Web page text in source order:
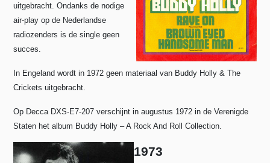
uitgebracht. Ondanks de nodige
air-play op de Nederlandse
radiozenders is de single geen
succes.
In Engeland wordt in 1972 geen materiaal van Buddy Holly & The
Crickets uitgebracht.
Op Decca DXS-E7-207 verschijnt in augustus 1972 in de Verenigde
Staten het album Buddy Holly – A Rock And Roll Collection.
1973